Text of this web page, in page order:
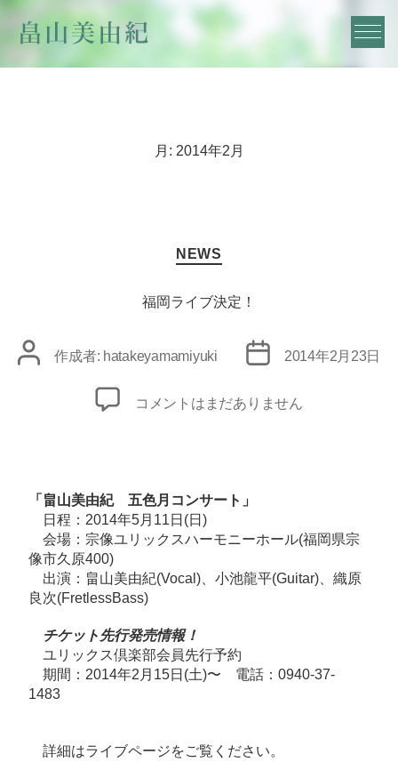
月: 2014年2月
カ
テ
リ
NEWS
福岡ライブ決定！
投
作成者: hatakeyamamiyuki
投
日
2014年2月23日
福
ブ
決
定！
の
コメントはまだありません
「畠山美由紀 五色月コンサート」
日程：2014年5月11日(日)
会場：宗像ユリックスハーモニーホール(福岡県宗
像市久原400)
出演：畠山美由紀(Vocal)、小池龍平(Guitar)、織原
良次(FretlessBass)
チケット先行発売情報！
ユリックス倶楽部会員先行予約
期間：2014年2月15日(土)〜 電話：0940-37-
1483
詳細はライブページをご覧ください。